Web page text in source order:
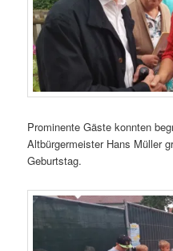
Prominente Gäste konnten
Altbürgermeister Hans Müller
Geburtstag.